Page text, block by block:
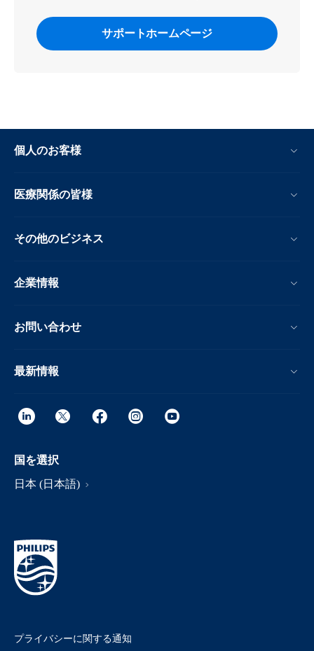
サポートホームページ
個人のお客様
医療関係の皆様
その他のビジネス
企業情報
お問い合わせ
最新情報
国を選択
日本 (日本語)
プライバシーに関する通知